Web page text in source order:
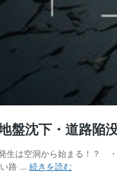
盤沈下・道路陥
生は空洞から始まる！？
路 … 続きを読む路